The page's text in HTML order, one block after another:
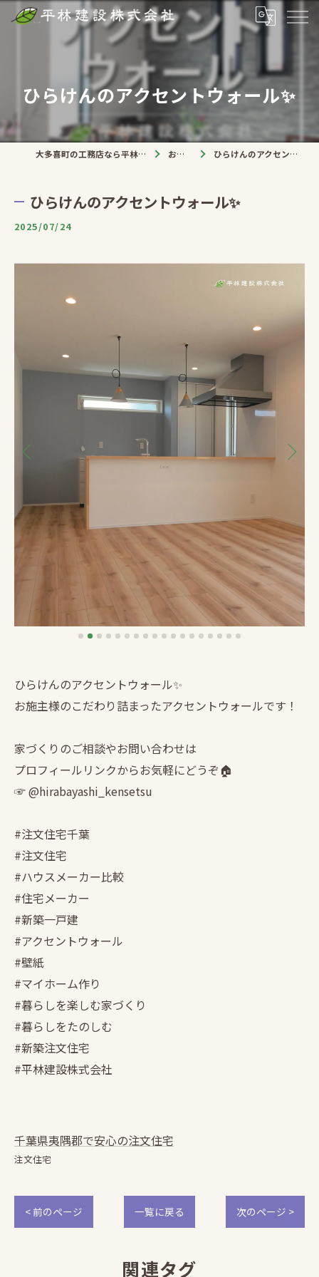
ひらけんのアクセントウォール✨
大多喜町の工務店なら平林建設株式会社 お知らせ ひらけんのアクセントウォール✨
ひらけんのアクセントウォール✨
2025/07/24
ひらけんのアクセントウォール✨
お施主様のこだわり詰まったアクセントウォールです！
家づくりのご相談やお問い合わせは
プロフィールリンクからお気軽にどうぞ🏠
☞ @hirabayashi_kensetsu
#注文住宅千葉
#注文住宅
#ハウスメーカー比較
#住宅メーカー
#新築一戸建
#アクセントウォール
#壁紙
#マイホーム作り
#暮らしを楽しむ家づくり
#暮らしをたのしむ
#新築注文住宅
#平林建設株式会社
千葉県夷隅郡で安心の注文住宅
注文住宅
< 前のページ 一覧に戻る 次のページ >
関連タグ